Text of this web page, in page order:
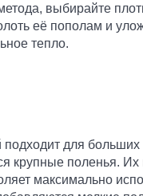
выбирайте
её пополам и
тепло.
для
крупные поленья.
максимально